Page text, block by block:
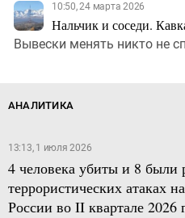
10:50, 24 марта 2026
Нальчик и соседи.
Вывески менять никто не
АНАЛИТИКА
13:13, 1 июля 2026
4 человека убиты и 8
террористических атаках
России во II квартале 2026